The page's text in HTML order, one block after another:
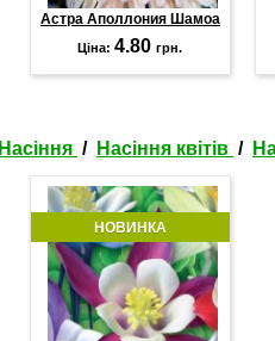
Астра Аполлония Шамоа
Ціна:4.80грн.
Насіння / Насіння квітів /
НОВИНКА